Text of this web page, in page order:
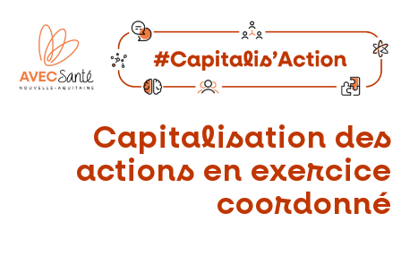
Capitalisation des
actions en exercice
coordonné